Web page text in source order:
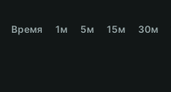
Español (Argentina)
Время 1м 5м 15м 30м